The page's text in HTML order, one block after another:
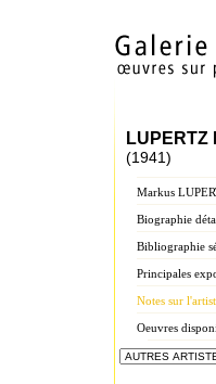
LUPERTZ
(1941)
Markus
Biographie
Bibliographie
Principales
Notes sur
Oeuvres